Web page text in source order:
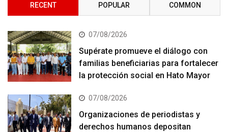
RECENT POPULAR COMMON
07/08/2026
Supérate promueve el diálogo con
familias beneficiarias para fortalecer
la protección social en Hato Mayor
07/08/2026
Organizaciones de periodistas y
derechos humanos depositan